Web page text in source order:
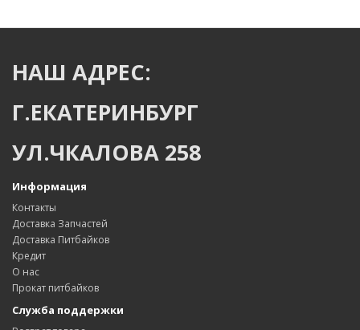
НАШ АДРЕС:
Г.ЕКАТЕРИНБУРГ
УЛ.ЧКАЛОВА 258
Информация
Контакты
Доставка Запчастей
Доставка Питбайков
Кредит
О нас
Прокат питбайков
Служба поддержки